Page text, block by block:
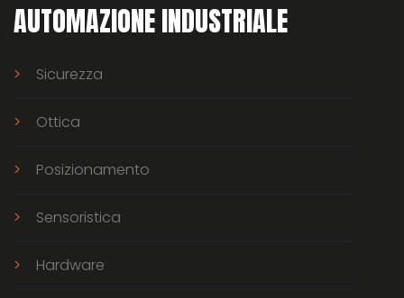
AUTOMAZIONE INDUSTRIALE
Sicurezza
Ottica
Posizionamento
Sensoristica
Hardware